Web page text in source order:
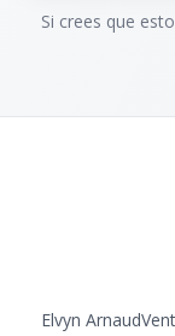
Si crees que
Elvyn Arnaud